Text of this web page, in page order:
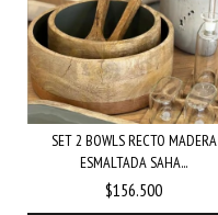
SET 2 BOWLS RECTO MADERA
ESMALTADA SAHA...
$156.500